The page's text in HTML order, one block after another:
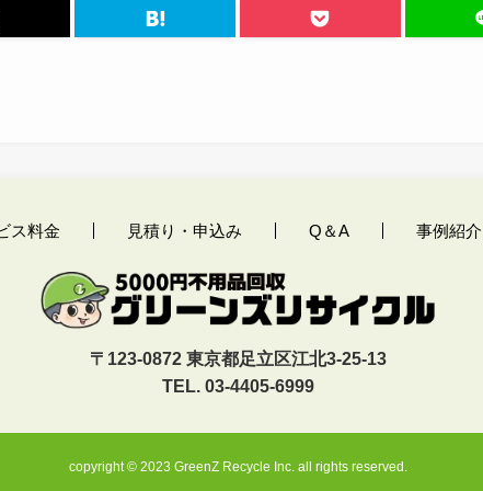
ス料金 見積り・申込み Q＆A 事例紹介
〒123-0872 東京都足立区江北3-25-13
TEL. 03-4405-6999
copyright © 2023 GreenZ Recycle Inc. all rights reserved.